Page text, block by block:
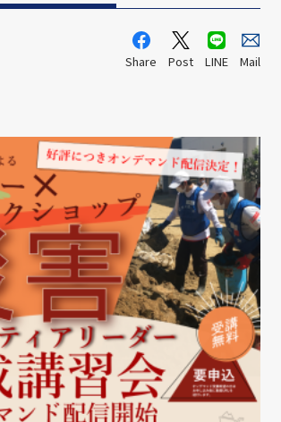
Share Post LINE Mail